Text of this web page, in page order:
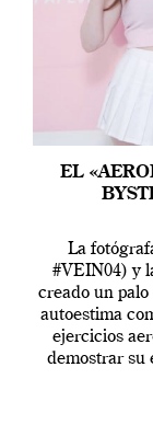
EL
La
#VEIN04) y
creado un
autoestima
ejercicios
demostrar su